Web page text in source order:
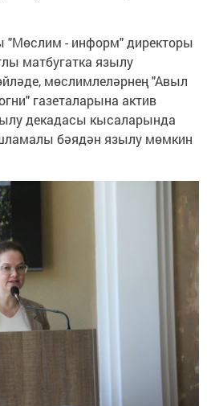
"Мөслим - информ" директоры
матбугатка язылу
мөслимлеләрнең "Авыл
газеталарына актив
декадасы кысаларында
бәядән язылу мөмкин